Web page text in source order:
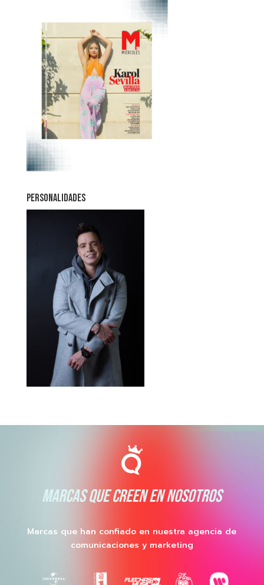
PERSONALIDADES
MARCAS QUE CREEN EN NOSOTROS
Marcas que han confiado en nuestra agencia de
comunicaciones y marketing